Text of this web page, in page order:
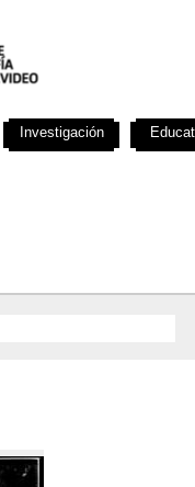
Investigación